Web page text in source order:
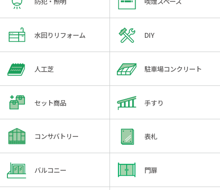
水回りリフォーム DIY
人工芝 駐車場コンクリート
セット商品 手すり
コンサバトリー 表札
バルコニー 門扉